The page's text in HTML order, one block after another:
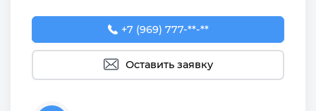
+7 (969) 777-50-55
+7 (969) 777-**-**
Оставить заявку